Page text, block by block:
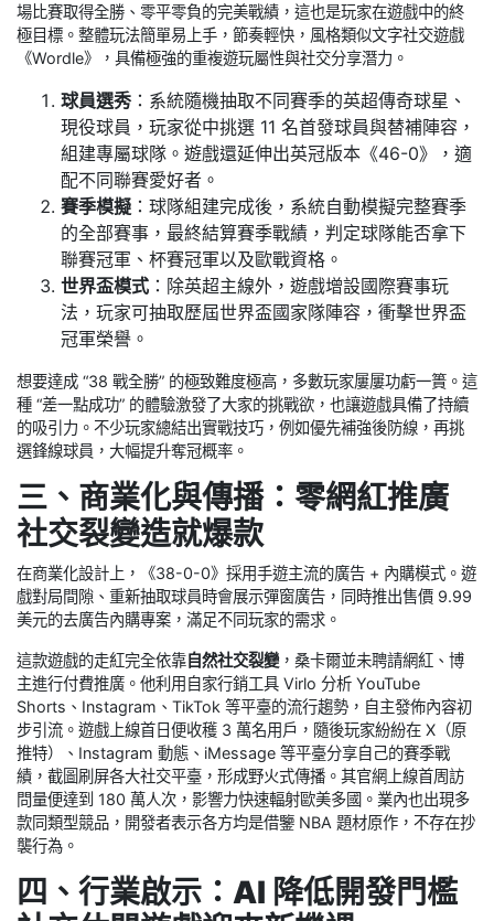
場比賽取得全勝、零平零負的完美戰績，這也是玩家在遊戲中的終
極目標。整體玩法簡單易上手，節奏輕快，風格類似文字社交遊戲
《Wordle》，具備極強的重複遊玩屬性與社交分享潛力。
球員選秀 ：系統隨機抽取不同賽季的英超傳奇球星、
現役球員，玩家從中挑選 11 名首發球員與替補陣容，
組建專屬球隊。遊戲還延伸出英冠版本《46-0》，適
配不同聯賽愛好者。
賽季模擬 ：球隊組建完成後，系統自動模擬完整賽季
的全部賽事，最終結算賽季戰績，判定球隊能否拿下
聯賽冠軍、杯賽冠軍以及歐戰資格。
世界盃模式 ：除英超主線外，遊戲增設國際賽事玩
法，玩家可抽取歷屆世界盃國家隊陣容，衝擊世界盃
冠軍榮譽。
想要達成 “38 戰全勝” 的極致難度極高，多數玩家屢屢功虧一簣。這
種 “差一點成功” 的體驗激發了大家的挑戰欲，也讓遊戲具備了持續
的吸引力。不少玩家總結出實戰技巧，例如優先補強後防線，再挑
選鋒線球員，大幅提升奪冠概率。
三、商業化與傳播：零網紅推廣
社交裂變造就爆款
在商業化設計上，《38-0-0》採用手遊主流的廣告 + 內購模式。遊
戲對局間隙、重新抽取球員時會展示彈窗廣告，同時推出售價 9.99
美元的去廣告內購專案，滿足不同玩家的需求。
這款遊戲的走紅完全依靠 自然社交裂變，桑卡爾並未聘請網紅、博
主進行付費推廣。他利用自家行銷工具 Virlo 分析 YouTube
Shorts、Instagram、TikTok 等平臺的流行趨勢，自主發佈內容初
步引流。遊戲上線首日便收穫 3 萬名用戶，隨後玩家紛紛在 X（原
推特）、Instagram 動態、iMessage 等平臺分享自己的賽季戰
績，截圖刷屏各大社交平臺，形成野火式傳播。其官網上線首周訪
問量便達到 180 萬人次，影響力快速輻射歐美多國。業內也出現多
款同類型競品，開發者表示各方均是借鑒 NBA 題材原作，不存在抄
襲行為。
四、行業啟示：AI 降低開發門檻